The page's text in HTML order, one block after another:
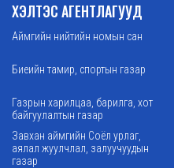
ХЭЛТЭС АГЕНТЛАГУУД
Аймгийн нийтийн номын сан
Биеийн тамир, спортын газар
Газрын харилцаа, барилга, хот
байгуулалтын газар
Завхан аймгийн Соёл урлаг,
аялал жуулчлал, залуучуудын
газар